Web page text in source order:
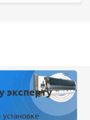
эксперту